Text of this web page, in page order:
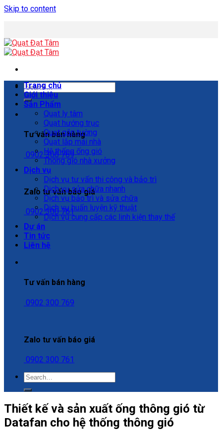
Skip to content
Tư vấn bán hàng
0902 300 769
Zalo tư vấn báo giá
0902 300 761
Trang chủ
Giới thiệu
Sản Phẩm
Quạt ly tâm
Quạt hướng trục
Quạt gắn tường
Quạt lắp mái nhà
Hệ thống ống gió
Thông gió nhà xưởng
Dịch vụ
Dịch vụ tư vấn thi công và bảo trì
Dịch vụ sửa chữa nhanh
Dịch vụ bảo trì và sửa chữa
Dịch vụ huấn luyện kỹ thuật
Dịch vụ cung cấp các linh kiện thay thế
Dự án
Tin tức
Liên hệ
Tư vấn bán hàng
0902 300 769
Zalo tư vấn báo giá
0902 300 761
Thiết kế và sản xuất ống thông gió từ
Datafan cho hệ thống thông gió